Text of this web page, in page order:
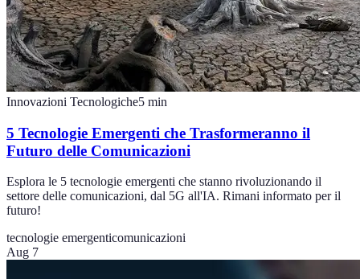
Innovazioni Tecnologiche5 min
5 Tecnologie Emergenti che Trasformeranno il
Futuro delle Comunicazioni
Esplora le 5 tecnologie emergenti che stanno rivoluzionando il
settore delle comunicazioni, dal 5G all'IA. Rimani informato per il
futuro!
tecnologie emergenticomunicazioni
Aug 7